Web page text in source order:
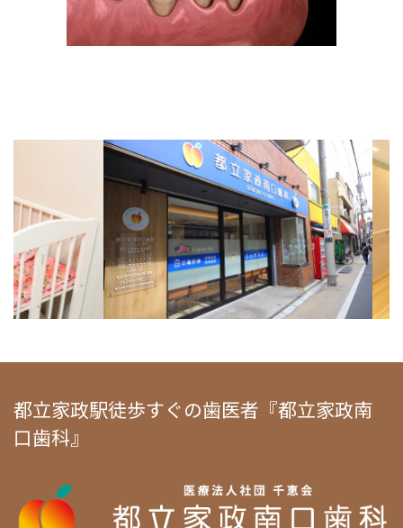
都立家政駅徒歩すぐの歯医者『都立家政南
口歯科』